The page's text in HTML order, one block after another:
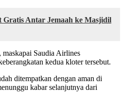
Gratis Antar Jemaah ke Masjidil
maskapai Saudia Airlines
kedua kloter tersebut.
ditempatkan dengan aman di
kabar selanjutnya dari